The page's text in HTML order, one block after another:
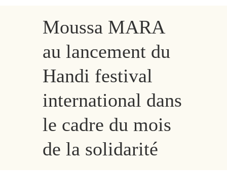
Moussa MARA
au lancement du
Handi festival
international dans
le cadre du mois
de la solidarité